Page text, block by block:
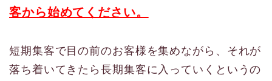
客から始めてください。
短期集客で目の前のお客様を集めながら、それが
落ち着いてきたら長期集客に入っていくというの